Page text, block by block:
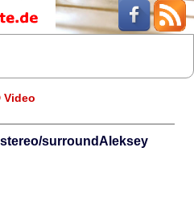
Video
surroundAleksey